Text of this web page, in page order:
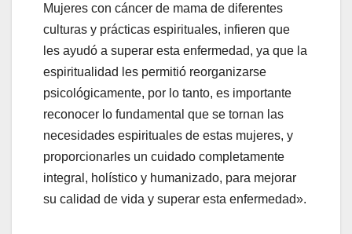
Mujeres con cáncer de mama de diferentes
culturas y prácticas espirituales, infieren que
les ayudó a superar esta enfermedad, ya que la
espiritualidad les permitió reorganizarse
psicológicamente, por lo tanto, es importante
reconocer lo fundamental que se tornan las
necesidades espirituales de estas mujeres, y
proporcionarles un cuidado completamente
integral, holístico y humanizado, para mejorar
su calidad de vida y superar esta enfermedad».